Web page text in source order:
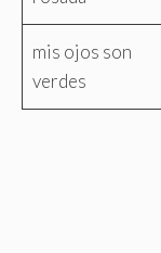
mis ojos son
verdes